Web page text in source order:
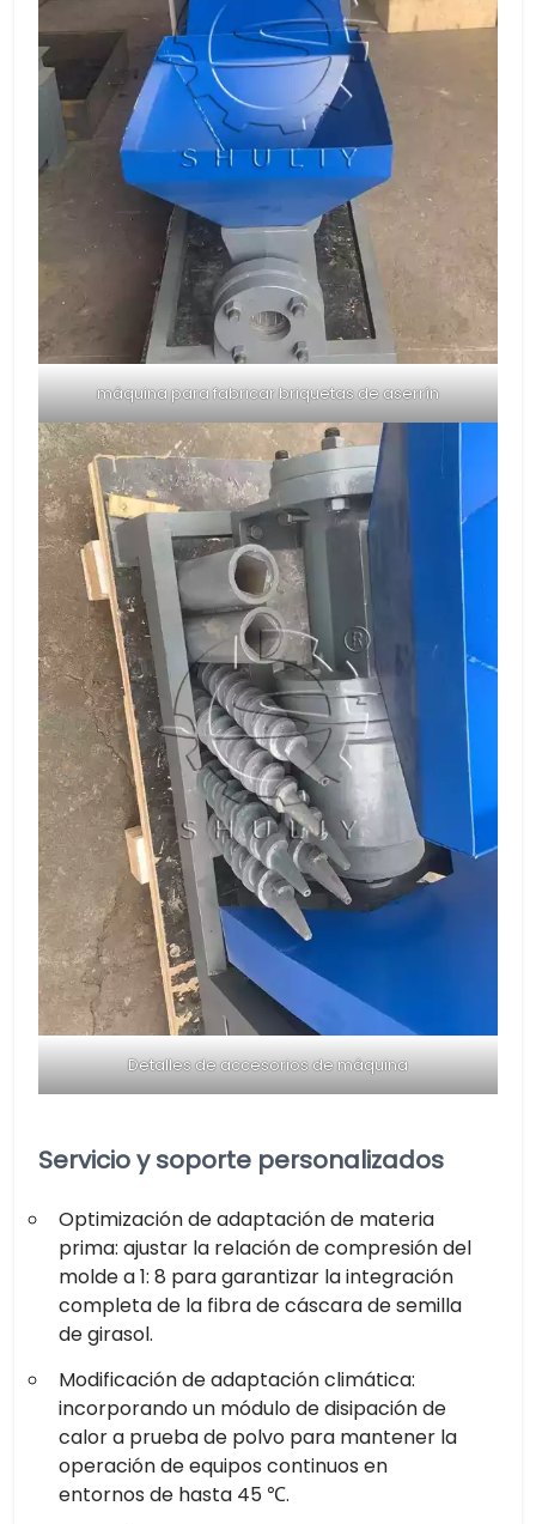
máquina para fabricar briquetas de aserrín
Detalles de accesorios de máquina
Servicio y soporte personalizados
Optimización de adaptación de materia
prima: ajustar la relación de compresión del
molde a 1: 8 para garantizar la integración
completa de la fibra de cáscara de semilla
de girasol.
Modificación de adaptación climática:
incorporando un módulo de disipación de
calor a prueba de polvo para mantener la
operación de equipos continuos en
entornos de hasta 45 ℃.